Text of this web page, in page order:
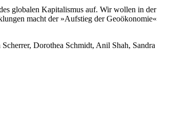
globalen Kapitalismus auf. Wir wollen in der
macht der »Aufstieg der Geoökonomie«
Dorothea Schmidt, Anil Shah, Sandra